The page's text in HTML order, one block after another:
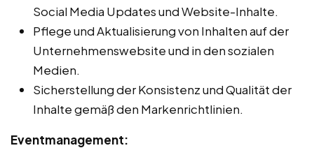
Social Media Updates und Website-Inhalte.
Pflege und Aktualisierung von Inhalten auf der
Unternehmenswebsite und in den sozialen
Medien.
Sicherstellung der Konsistenz und Qualität der
Inhalte gemäß den Markenrichtlinien.
Eventmanagement: